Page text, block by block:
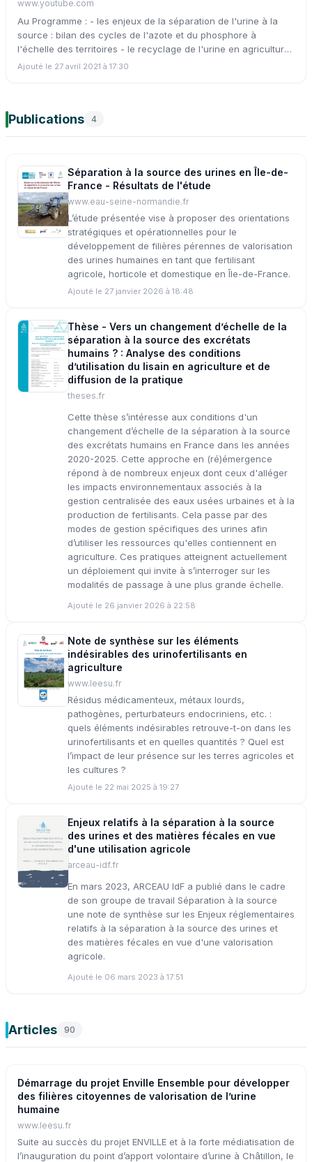
www.youtube.com
Au Programme : - les enjeux de la séparation de l'urine à la
source : bilan des cycles de l'azote et du phosphore à
l'échelle des territoires - le recyclage de l'urine en agriculture :
exemples d'Europe du nord et d'ailleurs - et en France aussi
batiment/ mon quartier ?
Ajouté le 27 avril 2021 à 17:30
Publications 4
Séparation à la source des urines en Île-de-
France - Résultats de l'étude
www.eau-seine-normandie.fr
L’étude présentée vise à proposer des orientations
stratégiques et opérationnelles pour le
développement de filières pérennes de valorisation
des urines humaines en tant que fertilisant
agricole, horticole et domestique en Île-de-France.
Ajouté le 27 janvier 2026 à 18:48
Thèse - Vers un changement d’échelle de la
séparation à la source des excrétats
humains ? : Analyse des conditions
d’utilisation du lisain en agriculture et de
diffusion de la pratique
theses.fr
Cette thèse s’intéresse aux conditions d'un
changement d’échelle de la séparation à la source
des excrétats humains en France dans les années
2020-2025. Cette approche en (ré)émergence
répond à de nombreux enjeux dont ceux d'alléger
les impacts environnementaux associés à la
gestion centralisée des eaux usées urbaines et à la
production de fertilisants. Cela passe par des
modes de gestion spécifiques des urines afin
d’utiliser les ressources qu'elles contiennent en
agriculture. Ces pratiques atteignent actuellement
un déploiement qui invite à s’interroger sur les
modalités de passage à une plus grande échelle.
Ajouté le 26 janvier 2026 à 22:58
Note de synthèse sur les éléments
indésirables des urinofertilisants en
agriculture
www.leesu.fr
Résidus médicamenteux, métaux lourds,
pathogènes, perturbateurs endocriniens, etc. :
quels éléments indésirables retrouve-t-on dans les
urinofertilisants et en quelles quantités ? Quel est
l’impact de leur présence sur les terres agricoles et
les cultures ?
Ajouté le 22 mai 2025 à 19:27
Enjeux relatifs à la séparation à la source
des urines et des matières fécales en vue
d'une utilisation agricole
arceau-idf.fr
En mars 2023, ARCEAU IdF a publié dans le cadre
de son groupe de travail Séparation à la source
une note de synthèse sur les Enjeux réglementaires
relatifs à la séparation à la source des urines et
des matières fécales en vue d'une valorisation
agricole.
Ajouté le 06 mars 2023 à 17:51
Articles 90
Démarrage du projet Enville Ensemble pour développer
des filières citoyennes de valorisation de l’urine
humaine
www.leesu.fr
Suite au succès du projet ENVILLE et à la forte médiatisation de
l’inauguration du point d’apport volontaire d’urine à Châtillon, le